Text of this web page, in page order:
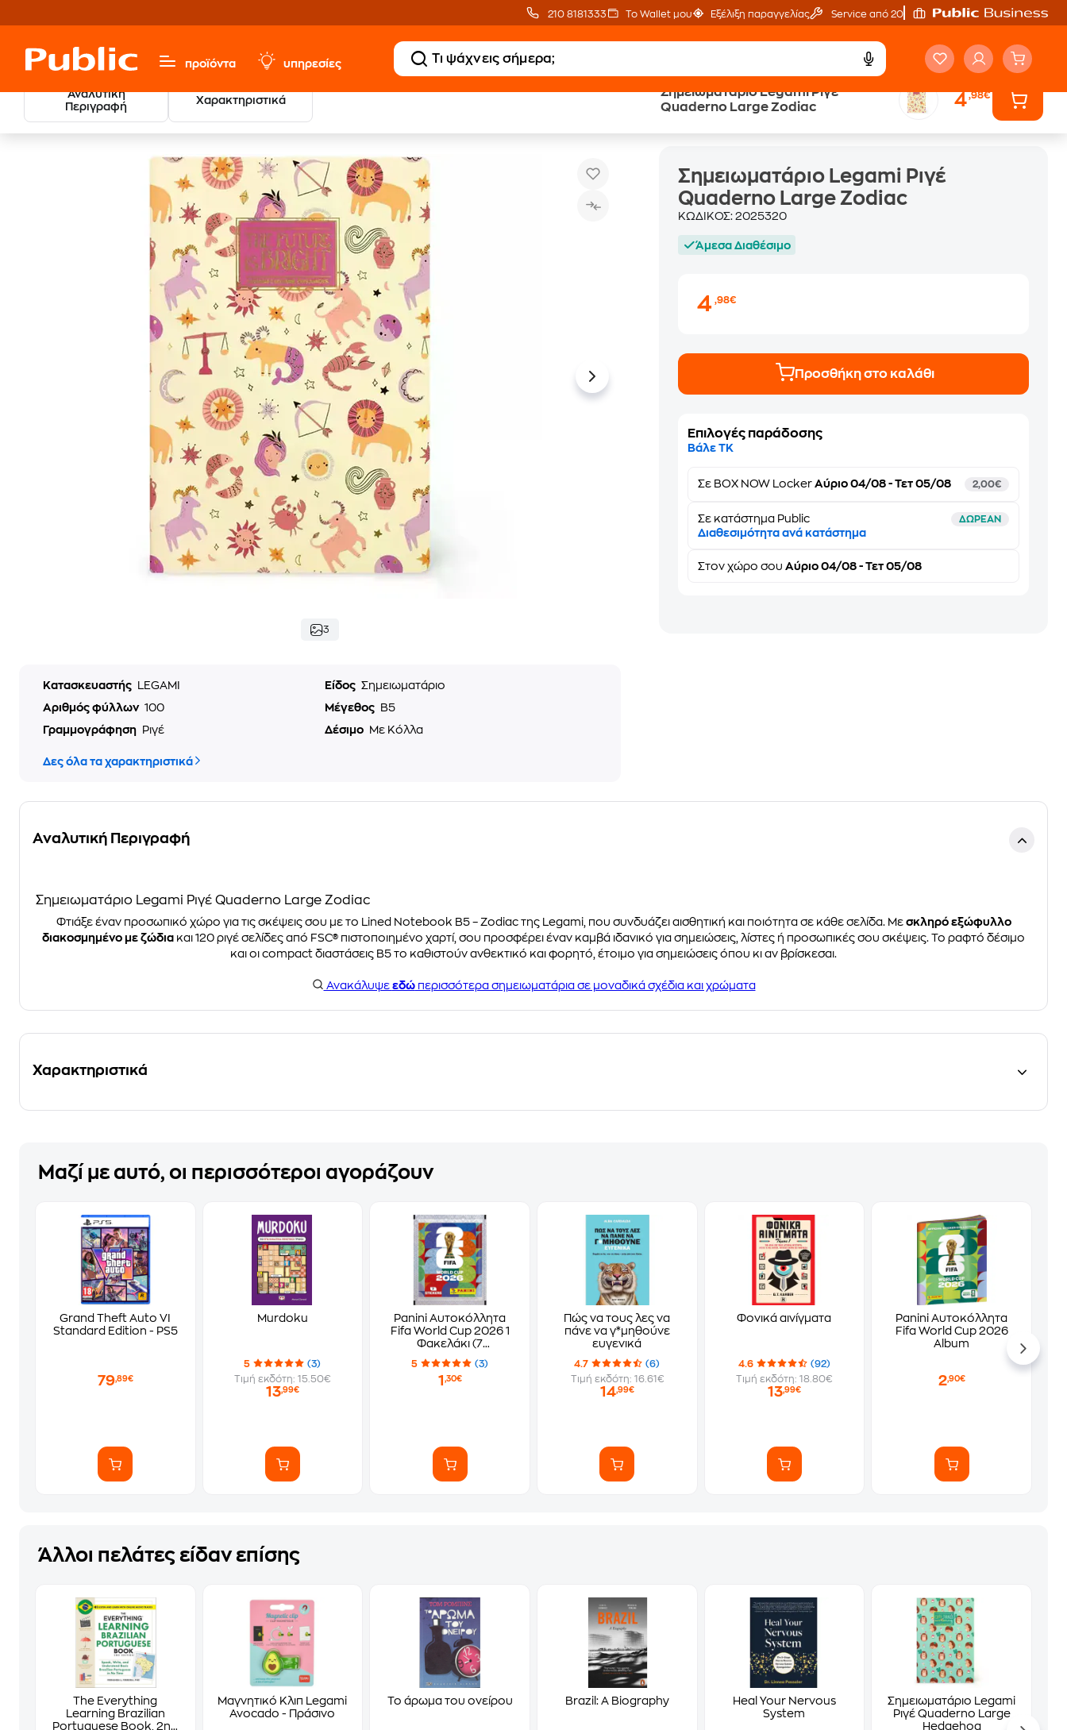
210 8181333 Το Wallet μου Εξέλιξη παραγγελίας Service από 20'
προϊόντα υπηρεσίες
Αναλυτική
Περιγραφή
Χαρακτηριστικά
Σημειωματάριο Legami Ριγέ
Quaderno Large Zodiac
4,98€
Χαρτικά & Γραφική Ύλη
3
Κατασκευαστής LEGAMI Είδος Σημειωματάριο
Αριθμός φύλλων 100 Μέγεθος
B5
Γραμμογράφηση
Ριγέ Δέσιμο Με Κόλλα
Δες όλα τα χαρακτηριστικά
Σημειωματάριο Legami Ριγέ
Quaderno Large Zodiac
ΚΩΔΙΚΟΣ:2025320
Άμεσα Διαθέσιμο
4,98€
Προσθήκη στο καλάθι
Επιλογές παράδοσης
Βάλε ΤΚ
Σε BOX NOW Locker Αύριο 04/08 - Τετ 05/08 2,00€
Σε κατάστημα Public ΔΩΡΕΑΝ
Διαθεσιμότητα ανά κατάστημα
Στονχώρο σου Αύριο 04/08 - Τετ 05/08
Αναλυτική Περιγραφή
Σημειωματάριο Legami Ριγέ Quaderno Large Zodiac
Φτιάξε έναν προσωπικό χώρο για τις σκέψεις σου με το Lined Notebook B5 – Zodiac της Legami, που συνδυάζει αισθητική και ποιότητα σε κάθε σελίδα. Με σκληρό εξώφυλλο
διακοσμημένο με ζώδια και 120 ριγέ σελίδες από FSC® πιστοποιημένο χαρτί, σου προσφέρει έναν καμβά ιδανικό για σημειώσεις, λίστες ή προσωπικές σου σκέψεις. Το ραφτό δέσιμο
και οι compact διαστάσεις B5 το καθιστούν ανθεκτικό και φορητό, έτοιμο για σημειώσεις όπου κι αν βρίσκεσαι.
Ανακάλυψε εδώπερισσότερα σημειωματάρια σε μοναδικά σχέδια και χρώματα
Χαρακτηριστικά
Μαζί με αυτό, οι περισσότεροι αγοράζουν
Grand Theft Auto VI
Standard Edition - PS5
79,89€
Murdoku
5
(3)
Τιμή εκδότη: 15.50€
13,99€
Panini Αυτοκόλλητα
Fifa World Cup 2026 1
Φακελάκι (7
Αυτοκόλλητα)
5 (3)
1 ,30€
Πώς να τους λες να
πάνε να γ*μηθούνε
ευγενικά
4.7
(6)
Τιμή εκδότη: 16.61€
14,99€
Φονικά αινίγματα
4.6
(92)
Τιμή εκδότη: 18.80€
13,99€
Panini Αυτοκόλλητα
Fifa World Cup 2026
Album
2,90€
Άλλοι πελάτες είδαν επίσης
The Everything
Learning Brazilian
Portuguese Book, 2nd
Μαγνητικό Κλιπ Legami
Avocado - Πράσινο
Το άρωμα του ονείρου Brazil: A Biography
Heal Your Nervous
System
Σημειωματάριο Legami
Ριγέ Quaderno Large
Hedgehog